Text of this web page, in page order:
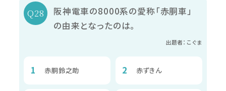
阪神電車の8000系の愛称「赤胴車」
の由来となったのは。
出題者：こぐま
赤胴鈴之助 赤ずきん